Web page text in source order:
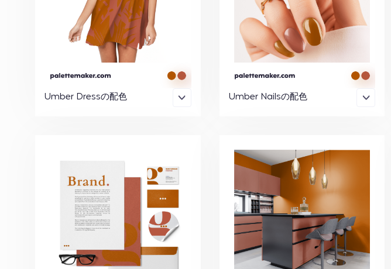
Umber Dressの配色 Umber Nailsの配色